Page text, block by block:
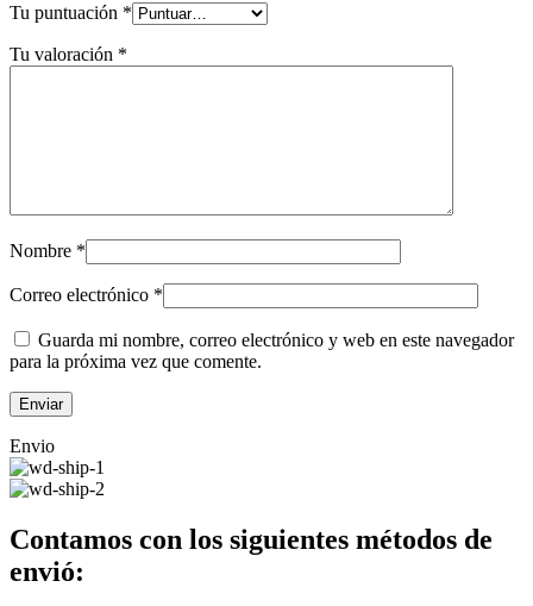
Tu puntuación *
Tu valoración *
Nombre *
Correo electrónico *
Guarda mi nombre, correo electrónico y web en este navegador
para la próxima vez que comente.
Envio
Contamos con los siguientes métodos de
envió: